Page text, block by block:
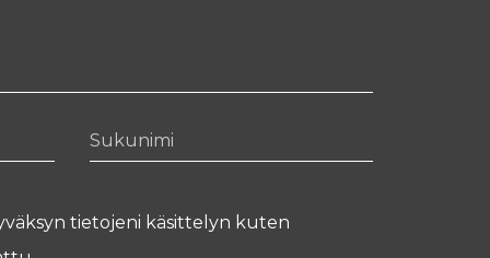
tietojeni käsittelyn kuten